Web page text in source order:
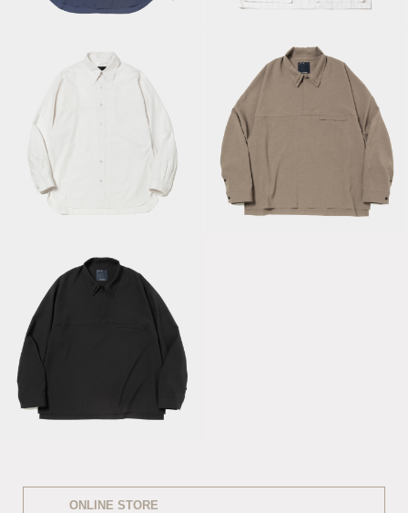
L/S SH/Navy
Blouson/RGB White
Trinity Chambray
Yoke Sleeve
SH/RGB White
Half-zip Pullover
SH/Raw Umber
Half-zip Pullover
SH/Off Black
ONLINE STORE